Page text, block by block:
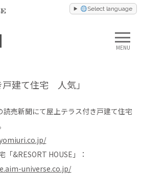
Select language
MENU
建て住宅 人気」
売新聞にて屋上テラス付き戸建て住宅
&RESORT HOUSE」：
universe.co.jp/